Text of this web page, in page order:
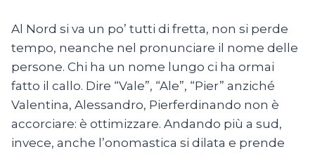
Al Nord si va un po’ tutti di fretta, non si perde
tempo, neanche nel pronunciare il nome delle
persone. Chi ha un nome lungo ci ha ormai
fatto il callo. Dire “Vale”, “Ale”, “Pier” anziché
Valentina, Alessandro, Pierferdinando non è
accorciare: è ottimizzare. Andando più a sud,
invece, anche l’onomastica si dilata e prende